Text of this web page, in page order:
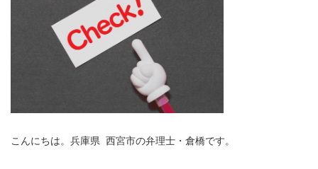
時
:
こんにちは。兵庫県 西宮市の弁理士・倉橋です。